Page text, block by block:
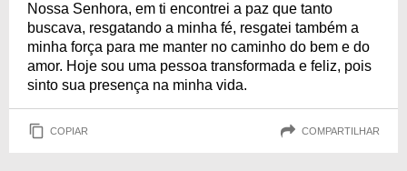
Nossa Senhora, em ti encontrei a paz que tanto
buscava, resgatando a minha fé, resgatei também a
minha força para me manter no caminho do bem e do
amor. Hoje sou uma pessoa transformada e feliz, pois
sinto sua presença na minha vida.
COPIAR COMPARTILHAR